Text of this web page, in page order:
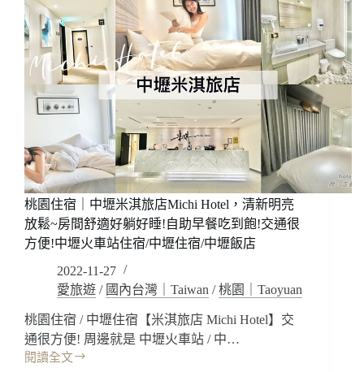
桃園住宿｜中壢米淇旅店Michi Hotel，清新明亮
放鬆~房間舒適好躺好睡!自助早餐吃到飽!交通很
方便!中壢火車站住宿/中壢住宿/中壢飯店
2022-11-27
愛旅遊 / 國內台灣｜Taiwan /桃園｜Taoyuan
桃園住宿 / 中壢住宿【米淇旅店 Michi Hotel】交
通很方便! 周邊就是 中壢火車站 / 中…
閱讀全文
桃